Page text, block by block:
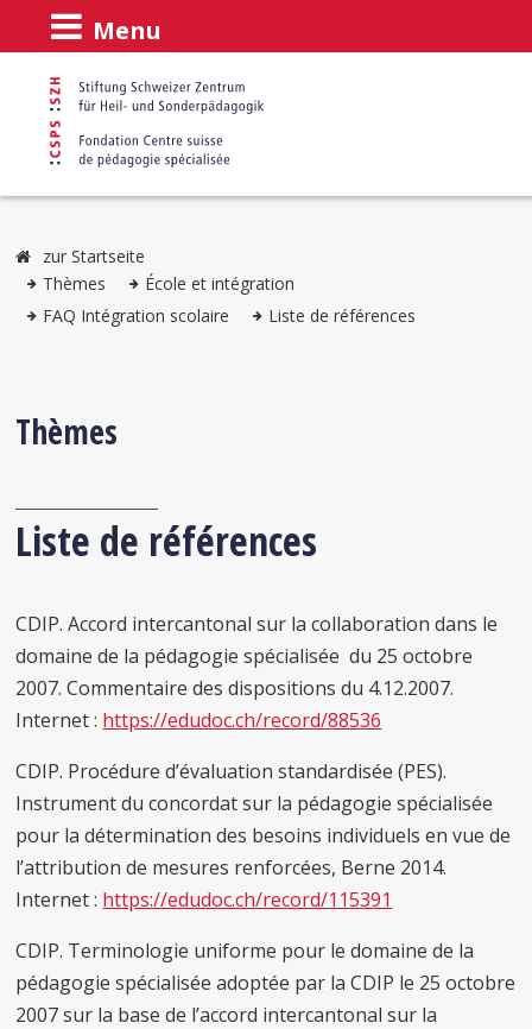
Menu
zur Startseite
Thèmes
École et intégration
FAQ Intégration scolaire
Liste de références
Thèmes
Liste de références
CDIP. Accord intercantonal sur la collaboration dans le
domaine de la pédagogie spécialisée du 25 octobre
2007. Commentaire des dispositions du 4.12.2007.
Internet : https://edudoc.ch/record/88536
CDIP. Procédure d’évaluation standardisée (PES).
Instrument du concordat sur la pédagogie spécialisée
pour la détermination des besoins individuels en vue de
l’attribution de mesures renforcées, Berne 2014.
Internet : https://edudoc.ch/record/115391
CDIP. Terminologie uniforme pour le domaine de la
pédagogie spécialisée adoptée par la CDIP le 25 octobre
2007 sur la base de l’accord intercantonal sur la